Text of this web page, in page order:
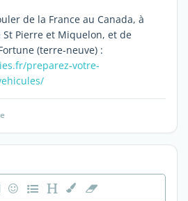
de la France au Canada, à
Pierre et Miquelon, et de
(terre-neuve) :
preparez-votre-